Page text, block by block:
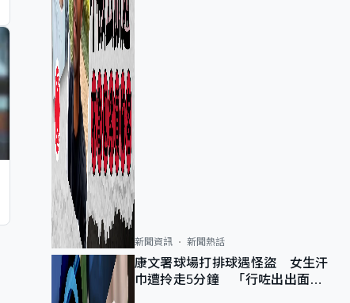
新聞資訊 新聞熱話
康文署球場打排球遇怪盜 女生汗
巾遭拎走5分鐘 「行咗出出面唔